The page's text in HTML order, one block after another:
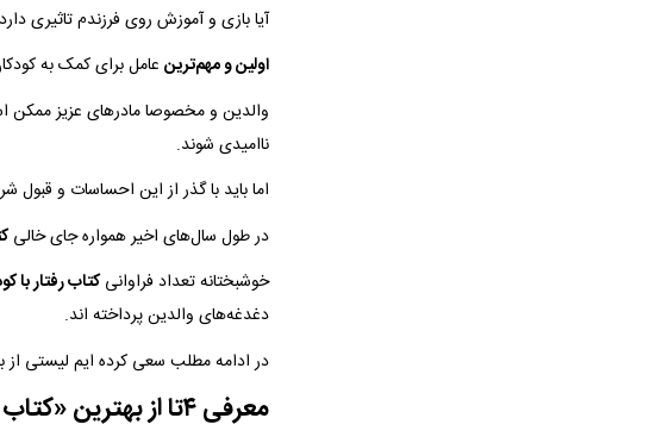
آیا بازی و آموزش روی فرزندم تاثیری
اولین و مهم‌ترینعامل برای کمک به
والدین و مخصوصا مادرهای عزیز ممکن
ناامیدی شوند.
اما باید با گذر از این احساسات و
در طول سال‌های اخیر همواره جای خالی
خوشبختانه تعداد فراوانیکتاب رفتار با
دغدغه‌های والدین پرداخته اند.
در ادامه مطلب سعی کرده ایم لیستی از
معرفی ۴تا از بهترین «کتاب آموزش کودکان اوتیسم» :